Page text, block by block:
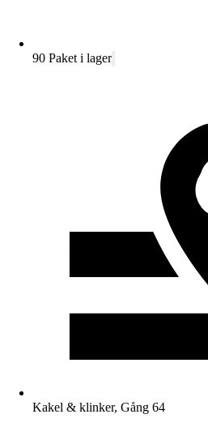
90 Paket i lager
Kakel & klinker, Gång 64